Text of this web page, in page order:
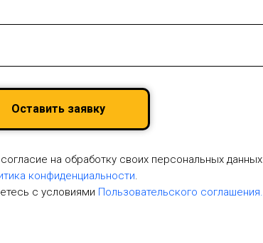
Оставить заявку
на обработку своих персональных данных.
конфиденциальности
с условиями Пользовательского соглашения.